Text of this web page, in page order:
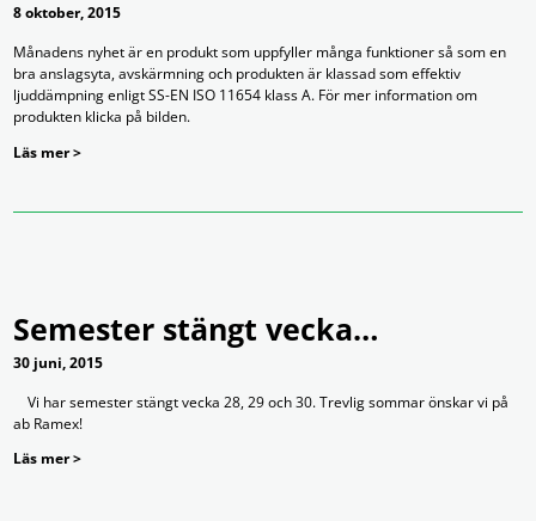
8 oktober, 2015
Månadens nyhet är en produkt som uppfyller många funktioner så som en
bra anslagsyta, avskärmning och produkten är klassad som effektiv
ljuddämpning enligt SS-EN ISO 11654 klass A. För mer information om
produkten klicka på bilden.
Läs mer >
Semester stängt vecka…
30 juni, 2015
Vi har semester stängt vecka 28, 29 och 30. Trevlig sommar önskar vi på
ab Ramex!
Läs mer >